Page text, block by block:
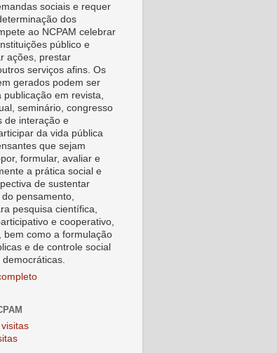
sociais e requer
dos
ao NCPAM celebrar
público e
ações, prestar
serviços afins. Os
gerados podem ser
publicação em revista,
seminário, congresso
de interação e
da vida pública
que sejam
formular, avaliar e
a prática social e
de sustentar
pensamento,
pesquisa científica,
e cooperativo,
bem como a formulação
e de controle social